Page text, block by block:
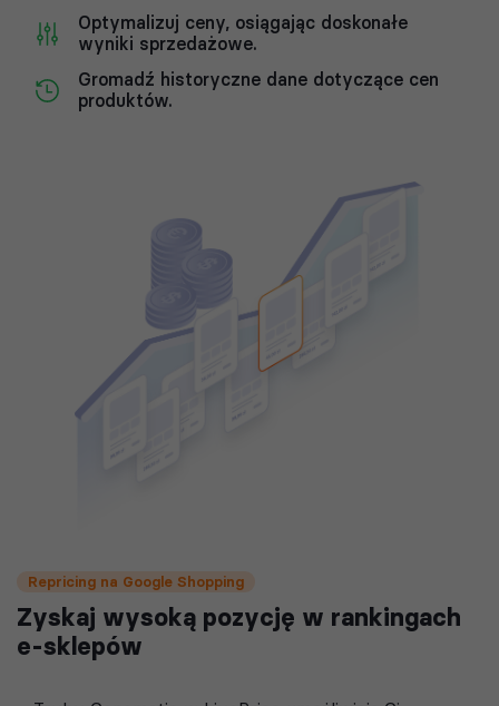
Optymalizuj ceny, osiągając doskonałe
wyniki sprzedażowe.
Gromadź historyczne dane dotyczące cen
produktów.
Repricing na Google Shopping
Zyskaj wysoką pozycję w rankingach
e-sklepów